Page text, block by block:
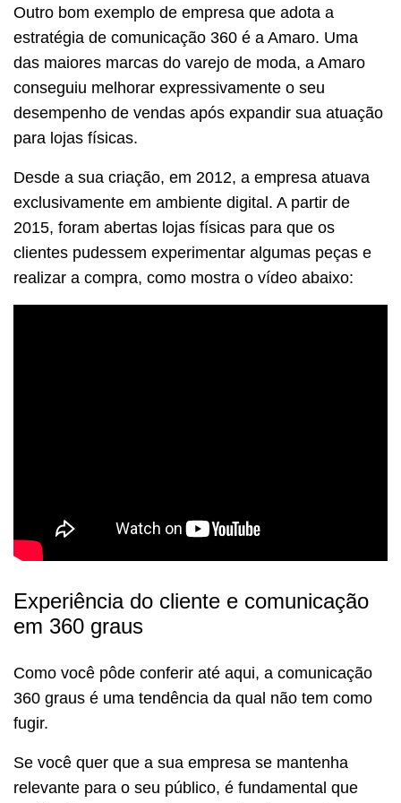
Outro bom exemplo de empresa que adota a
estratégia de comunicação 360 é a Amaro. Uma
das maiores marcas do varejo de moda, a Amaro
conseguiu melhorar expressivamente o seu
desempenho de vendas após expandir sua atuação
para lojas físicas.
Desde a sua criação, em 2012, a empresa atuava
exclusivamente em ambiente digital. A partir de
2015, foram abertas lojas físicas para que os
clientes pudessem experimentar algumas peças e
realizar a compra, como mostra o vídeo abaixo:
Experiência do cliente e comunicação
em 360 graus
Como você pôde conferir até aqui, a comunicação
360 graus é uma tendência da qual não tem como
fugir.
Se você quer que a sua empresa se mantenha
relevante para o seu público, é fundamental que